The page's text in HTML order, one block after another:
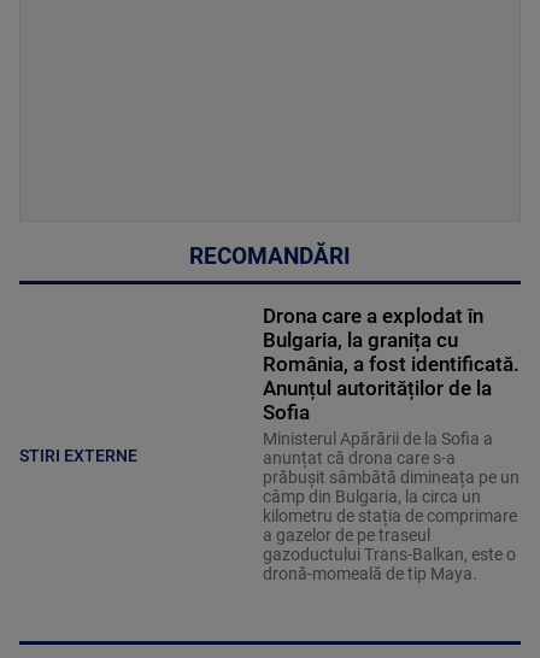
RECOMANDĂRI
STIRI EXTERNE
Drona care a explodat în
Bulgaria, la granița cu
România, a fost identificată.
Anunțul autorităților de la
Sofia
Ministerul Apărării de la Sofia a
anunțat că drona care s-a
prăbușit sâmbătă dimineața pe un
câmp din Bulgaria, la circa un
kilometru de stația de comprimare
a gazelor de pe traseul
gazoductului Trans-Balkan, este o
dronă-momeală de tip Maya.